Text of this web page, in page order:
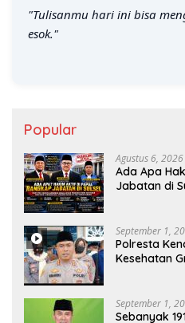
"Tulisanmu hari ini bisa
esok."
Popular
Agustus 6, 2026
Ada Apa
Jabatan di
September 1,
Polresta
Kesehatan
September 1,
Sebanyak